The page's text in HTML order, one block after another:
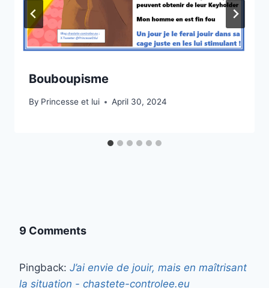
Bouboupisme
By Princesse et lui April 30, 2024
9 Comments
Pingback: J’ai envie de jouir, mais en maîtrisant
la situation - chastete-controlee.eu